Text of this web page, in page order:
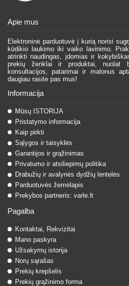
Apie mus
Elektroninė parduotuvė į kurią norisi
kūdikio laukimo iki vaiko lavinimo.
atrinkti naudingas, įdomias ir
prekių ženklai ir produktai, nuolat
konsultacijos, patarimai ir malonus
daugiau rasite pas mus!
Informacija
Mūsų ISTORIJA
Pristatymo informacija
Kaip pirkti
Sąlygos ir taisyklės
Garantijos ir grąžinimas
Privatumo ir atsiliepimų politika
Drabužių ir avalynės dydžių lentelės
Parduotuvės žemėlapis
Prekybos partneris: varle.lt
Pagalba
Kontaktai, Rekvizitai
Mano paskyra
Užsakymų istorija
Norų sąrašas
Prekių krepšelis
Prekių grąžinimo forma